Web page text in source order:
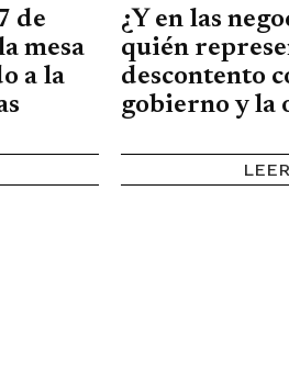
de
mesa
a la
¿Y en las
quién
descontento
gobierno y la
LEER